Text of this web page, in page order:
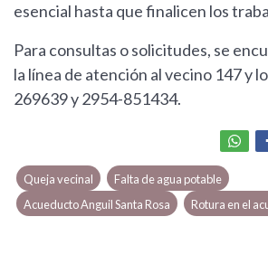
esencial hasta que finalicen los
Para consultas o solicitudes, se
la línea de atención al vecino 147 y
269639 y 2954-851434.
Queja vecinal
Falta de agua potable
Acueducto Anguil Santa Rosa
Rotura en el